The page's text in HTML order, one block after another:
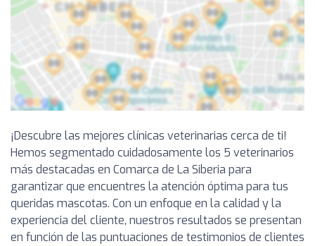
¡Descubre las mejores clínicas veterinarias cerca de ti!
Hemos segmentado cuidadosamente los 5 veterinarios
más destacadas en Comarca de La Siberia para
garantizar que encuentres la atención óptima para tus
queridas mascotas. Con un enfoque en la calidad y la
experiencia del cliente, nuestros resultados se presentan
en función de las puntuaciones de testimonios de clientes